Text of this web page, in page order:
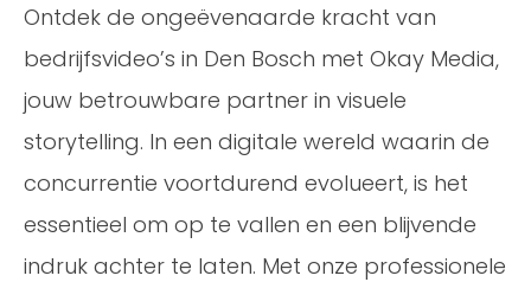
Ontdek de ongeëvenaarde kracht van
bedrijfsvideo’s in Den Bosch met Okay Media,
jouw betrouwbare partner in visuele
storytelling. In een digitale wereld waarin de
concurrentie voortdurend evolueert, is het
essentieel om op te vallen en een blijvende
indruk achter te laten. Met onze professionele